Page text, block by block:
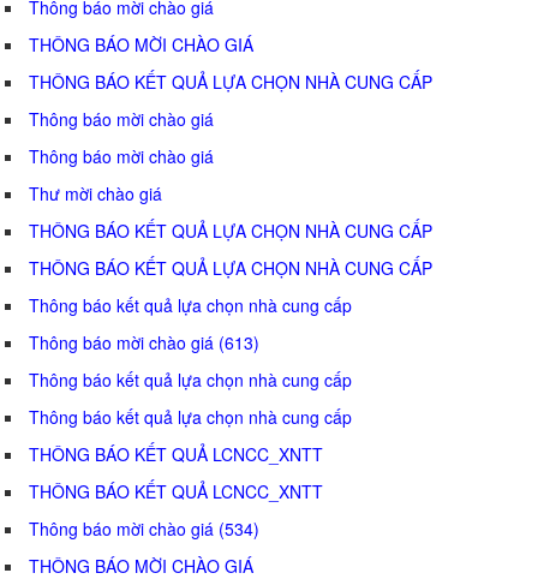
Thông báo mời chào giá
THÔNG BÁO MỜI CHÀO GIÁ
THÔNG BÁO KẾT QUẢ LỰA CHỌN NHÀ CUNG CẤP
Thông báo mời chào giá
Thông báo mời chào giá
Thư mời chào giá
THÔNG BÁO KẾT QUẢ LỰA CHỌN NHÀ CUNG CẤP
THÔNG BÁO KẾT QUẢ LỰA CHỌN NHÀ CUNG CẤP
Thông báo kết quả lựa chọn nhà cung cấp
Thông báo mời chào giá (613)
Thông báo kết quả lựa chọn nhà cung cấp
Thông báo kết quả lựa chọn nhà cung cấp
THÔNG BÁO KẾT QUẢ LCNCC_XNTT
THÔNG BÁO KẾT QUẢ LCNCC_XNTT
Thông báo mời chào giá (534)
THÔNG BÁO MỜI CHÀO GIÁ